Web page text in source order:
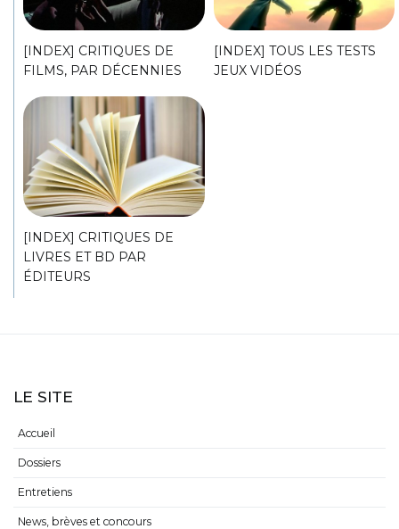
[INDEX] CRITIQUES DE
FILMS, PAR DÉCENNIES
[INDEX] TOUS LES TESTS
JEUX VIDÉOS
[INDEX] CRITIQUES DE
LIVRES ET BD PAR
ÉDITEURS
LE SITE
Accueil
Dossiers
Entretiens
News, brèves et concours